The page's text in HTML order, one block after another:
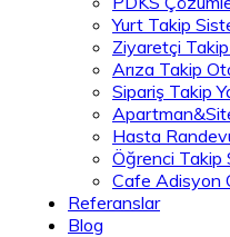
Yurt Takip
Ziyaretçi
Arıza Takip
Sipariş Takip
Hasta
Öğrenci Takip
Cafe Adisyon
Referanslar
Blog